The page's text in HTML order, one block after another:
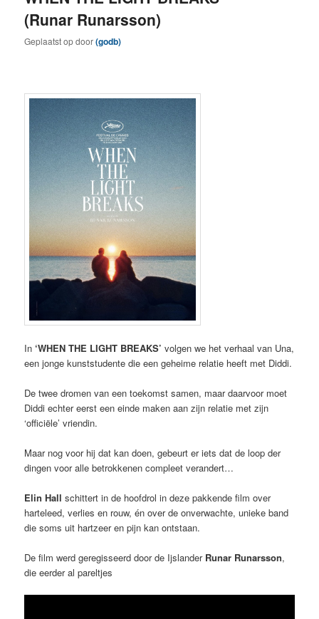
(Runar Runarsson)
Geplaatst opdoor(godb)
In‘WHEN THE LIGHT BREAKS’ volgen we het verhaal van Una,
een jonge kunststudente die een geheime relatie heeft met Diddi.
De twee dromen van een toekomst samen, maar daarvoor moet
Diddi echter eerst een einde maken aan zijn relatie met zijn
‘officiële’ vriendin.
Maar nog voor hij dat kan doen, gebeurt er iets dat de loop der
dingen voor alle betrokkenen compleet verandert…
Elin Hall schittert in de hoofdrol in deze pakkende film over
harteleed, verlies en rouw, én over de onverwachte, unieke band
die soms uit hartzeer en pijn kan ontstaan.
De film werd geregisseerd door de Ijslander Runar Runarsson,
die eerder al pareltjes